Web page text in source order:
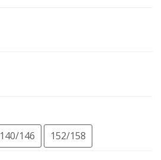
140/146 152/158